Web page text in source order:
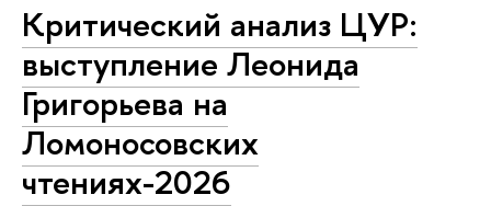
Критический анализ ЦУР:
выступление Леонида
Григорьева на
Ломоносовских
чтениях-2026